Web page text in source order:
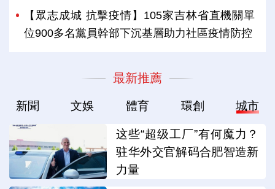
【眾志成城 抗擊疫情】105家吉林省直機關單
位900多名黨員幹部下沉基層助力社區疫情防控
最新推薦
新聞 文娛 體育 環創 城市
这些“超级工厂”有何魔力？
驻华外交官解码合肥智造新
力量